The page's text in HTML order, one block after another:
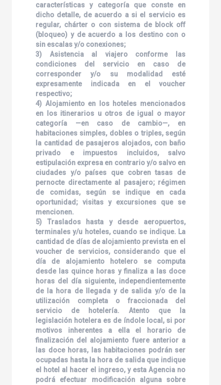
características y categoría que conste en
dicho detalle, de acuerdo a si el servicio es
regular, chárter o con sistema de block off
(bloqueo) y de acuerdo a los destino con o
sin escalas y/o conexiones;
3) Asistencia al viajero conforme las
condiciones del servicio en caso de
corresponder y/o su modalidad esté
expresamente indicada en el voucher
respectivo;
4) Alojamiento en los hoteles mencionados
en los itinerarios u otros de igual o mayor
categoría —en caso de cambio—, en
habitaciones simples, dobles o triples, según
la cantidad de pasajeros alojados, con baño
privado e impuestos incluidos, salvo
estipulación expresa en contrario y/o salvo en
ciudades y/o países que cobren tasas de
pernocte directamente al pasajero; régimen
de comidas, según se indique en cada
oportunidad; visitas y excursiones que se
mencionen.
5) Traslados hasta y desde aeropuertos,
terminales y/u hoteles, cuando se indique. La
cantidad de días de alojamiento prevista en el
voucher de servicios, considerando que el
día de alojamiento hotelero se computa
desde las quince horas y finaliza a las doce
horas del día siguiente, independientemente
de la hora de llegada y de salida y/o de la
utilización completa o fraccionada del
servicio de hotelería. Atento que la
legislación hotelera es de índole local, si por
motivos inherentes a ella el horario de
finalización del alojamiento fuere anterior a
las doce horas, las habitaciones podrán ser
ocupadas hasta la hora de salida que indique
el hotel al hacer el ingreso, y esta Agencia no
podrá efectuar modificación alguna sobre